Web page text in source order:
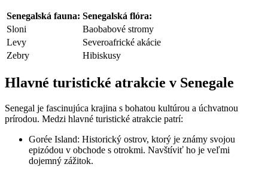
Senegalská fauna: Senegalská flóra:
Sloni
Baobabové stromy
Levy
Severoafrické akácie
Zebry
Hibiskusy
Hlavné turistické atrakcie v Senegale
Senegal je fascinujúca krajina s bohatou kultúrou a úchvatnou
prírodou. Medzi hlavné turistické atrakcie patrí:
Gorée Island: Historický ostrov, ktorý je známy svojou
epizódou v obchode s otrokmi. Navštíviť ho je veľmi
dojemný zážitok.